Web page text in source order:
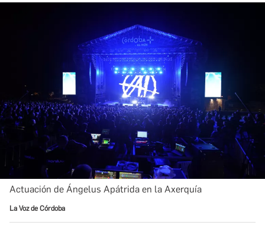
Actuación de Ángelus Apátrida en la Axerquía
La Voz de Córdoba